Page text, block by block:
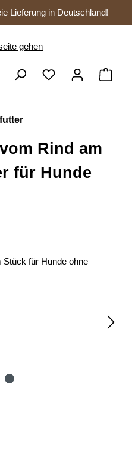
Lieferung in Deutschland!
Rind am
für Hunde